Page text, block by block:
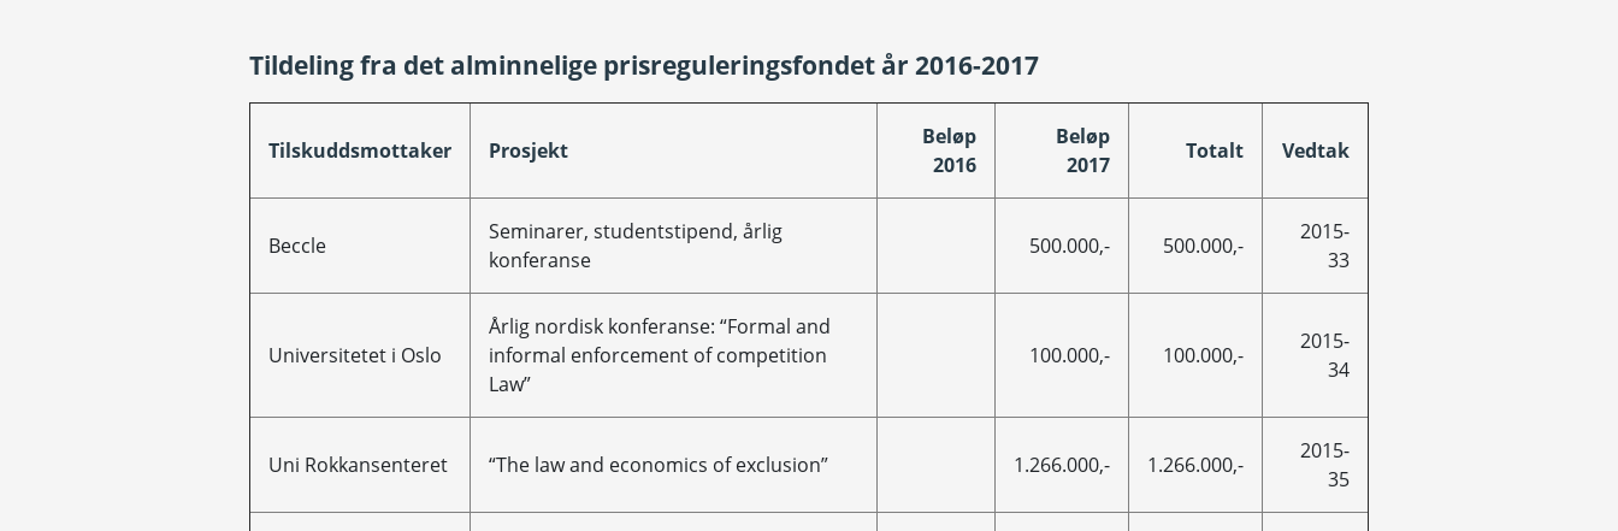
Tildeling fra det alminnelige prisreguleringsfondet år 2016-2017
Tilskuddsmottaker Prosjekt
Beløp
2016
Beløp
2017
Totalt Vedtak
Beccle
Seminarer, studentstipend, årlig
konferanse
500.000,- 500.000,-
2015-
33
Universitetet i Oslo
Årlig nordisk konferanse: “Formal and
informal enforcement of competition
Law”
100.000,- 100.000,-
2015-
34
Uni Rokkansenteret “The law and economics of exclusion” 1.266.000,- 1.266.000,-
2015-
35